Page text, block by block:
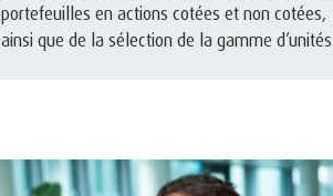
portefeuilles en actions cotées et non cotées,
ainsi que de la sélection de la gamme d’unités